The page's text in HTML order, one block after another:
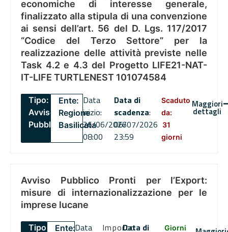
economiche di interesse generale,
finalizzato alla stipula di una convenzione
ai sensi dell’art. 56 del D. Lgs. 117/2017
“Codice del Terzo Settore” per la
realizzazione delle attività previste nelle
Task 4.2 e 4.3 del Progetto LIFE21-NAT-
IT-LIFE TURTLENEST 101074584
Tipo:
Avviso
Pubblico
Ente:
Regione
Basilicata
Data
inizio:
26/06/2026
08:00
Data di
scadenza:
06/07/2026
23:59
Scaduto
da:
31
giorni
Maggiori
dettagli
Avviso Pubblico Pronti per l’Export:
misure di internazionalizzazione per le
imprese lucane
Tipo:
Ente:Data
ImportoData di
Giorni